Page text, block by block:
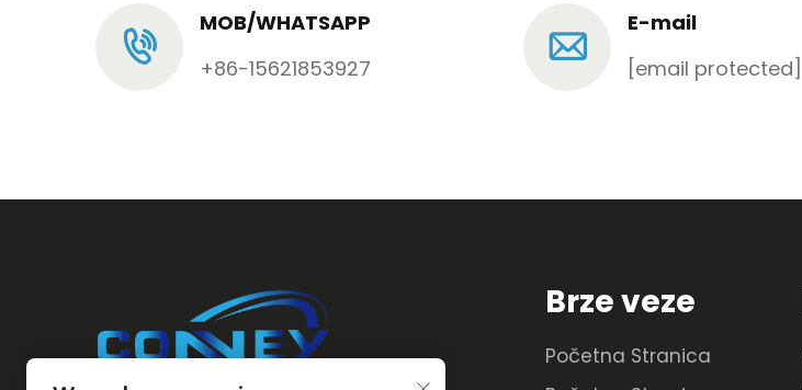
MOB/WHATSAPP
+86-15621853927
E-mail
[email protected]
Brze veze
Početna Stranica